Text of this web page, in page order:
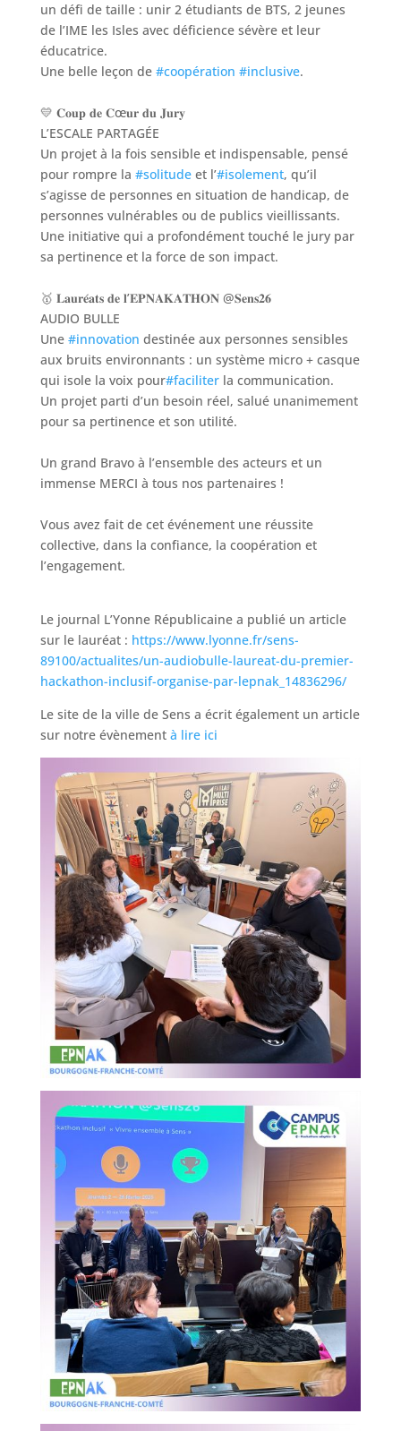
un défi de taille : unir 2 étudiants de BTS, 2 jeunes
de l’IME les Isles avec déficience sévère et leur
éducatrice.
Une belle leçon de #coopération #inclusive.
💛 𝐂𝐨𝐮𝐩 𝐝𝐞 𝐂œ𝐮𝐫 𝐝𝐮 𝐉𝐮𝐫𝐲
L’ESCALE PARTAGÉE
Un projet à la fois sensible et indispensable, pensé
pour rompre la #solitudeet l’#isolement, qu’il
s’agisse de personnes en situation de handicap, de
personnes vulnérables ou de publics vieillissants.
Une initiative qui a profondément touché le jury par
sa pertinence et la force de son impact.
🥇 𝐋𝐚𝐮𝐫𝐞́𝐚𝐭𝐬 𝐝𝐞 𝐥’𝐄𝐏𝐍𝐀𝐊𝐀𝐓𝐇𝐎𝐍 @𝐒𝐞𝐧𝐬𝟐𝟔
AUDIO BULLE
Une #innovation destinée aux personnes sensibles
aux bruits environnants : un système micro + casque
qui isole la voix pour#faciliterla communication.
Un projet parti d’un besoin réel, salué unanimement
pour sa pertinence et son utilité.
Un grand Bravo à l’ensemble des acteurs et un
immense MERCI à tous nos partenaires !
Vous avez fait de cet événement une réussite
collective, dans la confiance, la coopération et
l’engagement.
Le journal L’Yonne Républicaine a publié un article
sur le lauréat : https://www.lyonne.fr/sens-
89100/actualites/un-audiobulle-laureat-du-premier-
hackathon-inclusif-organise-par-lepnak_14836296/
Le site de la ville de Sens a écrit également un article
sur notre évènement à lire ici